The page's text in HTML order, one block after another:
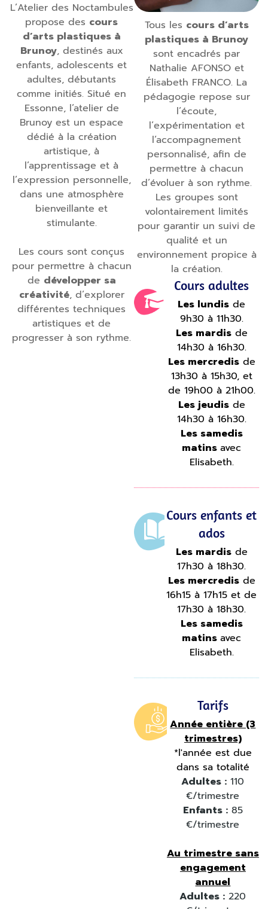
L’Atelier des Noctambules
propose des cours
d’arts plastiques à
Brunoy, destinés aux
enfants, adolescents et
adultes, débutants
comme initiés. Situé en
Essonne, l’atelier de
Brunoy est un espace
dédié à la création
artistique, à
l’apprentissage et à
l’expression personnelle,
dans une atmosphère
bienveillante et
stimulante.
Les cours sont conçus
pour permettre à chacun
de développer sa
créativité, d’explorer
différentes techniques
artistiques et de
progresser à son rythme.
Tous les cours d’arts
plastiques à Brunoy
sont encadrés par
Nathalie AFONSO et
Élisabeth FRANCO. La
pédagogie repose sur
l’écoute,
l’expérimentation et
l’accompagnement
personnalisé, afin de
permettre à chacun
d’évoluer à son rythme.
Les groupes sont
volontairement limités
pour garantir un suivi de
qualité et un
environnement propice à
la création.
Cours adultes
Les lundis de
9h30 à 11h30.
Les mardisde
14h30 à 16h30.
Les mercredisde
13h30 à 15h30, et
de 19h00 à 21h00.
Les jeudisde
14h30 à 16h30.
Les samedis
matinsavec
Elisabeth.
Cours enfants et
ados
Les mardisde
17h30 à 18h30.
Les mercredisde
16h15 à 17h15 et de
17h30 à 18h30.
Les samedis
matinsavec
Elisabeth.
Tarifs
Année entière (3
trimestres)
*l'année est due
dans sa totalité
Adultes : 110
€/trimestre
Enfants :85
€/trimestre
Au trimestre sans
engagement
annuel
Adultes : 220